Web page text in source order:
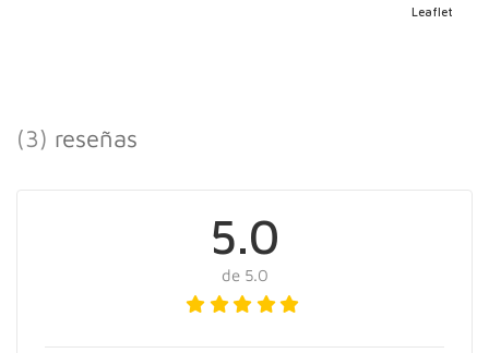
Leaflet
(3) reseñas
5.0
de 5.0